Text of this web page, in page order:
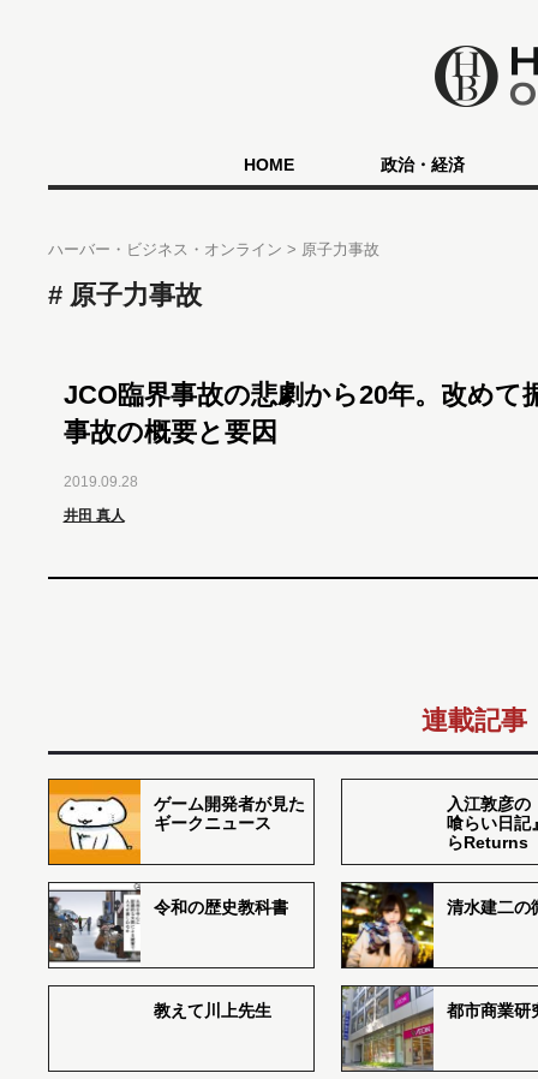
HOME 政治・経済
ハーバー・ビジネス・オンライン 原子力事故
原子力事故
JCO臨界事故の悲劇から20年。改めて
事故の概要と要因
2019.09.28
井田 真人
連載記事
ゲーム開発者が見た
ギークニュース
入江敦彦の
喰らい日記
らReturns
令和の歴史教科書 清水建二の
教えて川上先生 都市商業研